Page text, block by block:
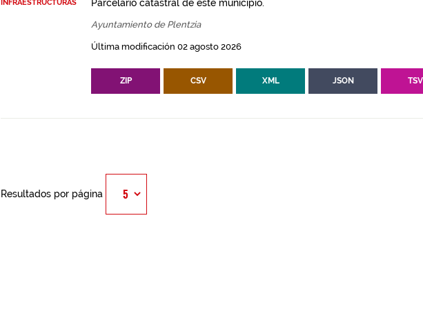
INFRAESTRUCTURAS
Parcelario catastral de este municipio.
Ayuntamiento de Plentzia
Última modificación 02 agosto 2026
ZIP CSV XML JSON TSV
Resultados por página